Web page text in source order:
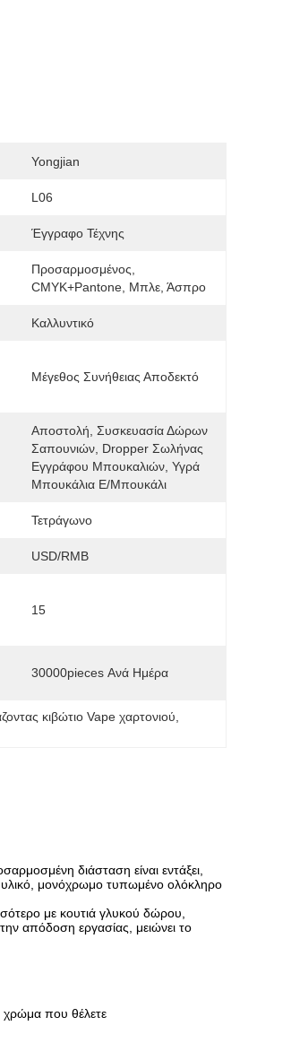
Yongjian
L06
Έγγραφο Τέχνης
Προσαρμοσμένος,
CMYK+Pantone, Μπλε, Άσπρο
Καλλυντικό
Μέγεθος Συνήθειας Αποδεκτό
Αποστολή, Συσκευασία Δώρων
Σαπουνιών, Dropper Σωλήνας
Εγγράφου Μπουκαλιών, Υγρά
Μπουκάλια Ε/μπουκάλι
Τετράγωνο
USD/RMB
15
30000pieces Ανά Ημέρα
κιβώτιο Vape χαρτονιού
διάσταση είναι εντάξει,
υλικό, μονόχρωμο τυπωμένο ολόκληρο
με κουτιά γλυκού δώρου,
απόδοση εργασίας, μειώνει το
χρώμα που θέλετε